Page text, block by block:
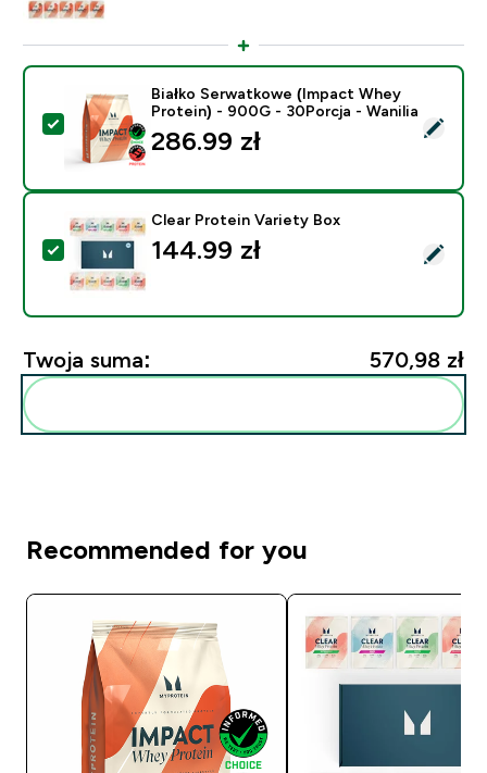
Wybierz ten produkt - Białko Serwatkowe (Impact
Białko Serwatkowe (Impact Whey
Protein) - 900G - 30Porcja - Wanilia
286.99 zł‎
Wybierz ten produkt - Clear Protein Variety Box
Clear Protein Variety Box
144.99 zł‎
Twoja suma: 570,98 zł‎
Recommended for you